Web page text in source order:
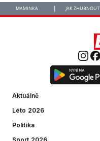
MAMINKA JAK ZHUBNOUT
Aktuálně
Léto 2026
Politika